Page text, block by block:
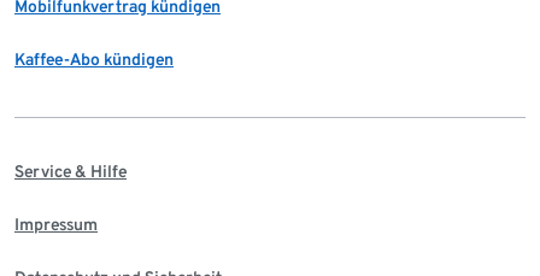
Mobilfunkvertrag kündigen
Kaffee-Abo kündigen
Service & Hilfe
Impressum